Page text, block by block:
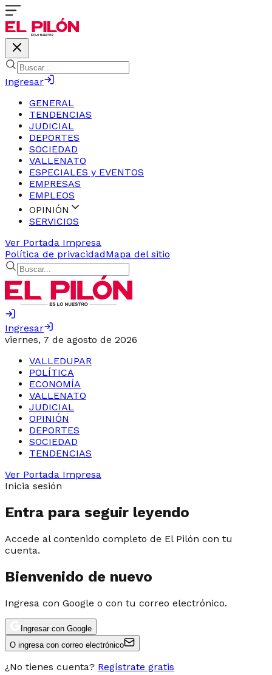
Ingresar
GENERAL
TENDENCIAS
JUDICIAL
DEPORTES
SOCIEDAD
VALLENATO
ESPECIALES y EVENTOS
EMPRESAS
EMPLEOS
OPINIÓN
SERVICIOS
Ver Portada Impresa
Política de privacidadMapa del sitio
Ingresar
viernes, 7 de agosto de 2026
VALLEDUPAR
POLÍTICA
ECONOMÍA
VALLENATO
JUDICIAL
OPINIÓN
DEPORTES
SOCIEDAD
TENDENCIAS
Ver Portada Impresa
Inicia sesión
Entra para seguir leyendo
Accede al contenido completo de El Pilón con tu
cuenta.
Bienvenido de nuevo
Ingresa con Google o con tu correo electrónico.
Ingresar con Google
O ingresa con correo electrónico
¿No tienes cuenta? Regístrate gratis